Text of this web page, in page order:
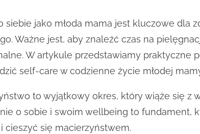
siebie jako młoda mama jest kluczowe dla
Ważne jest, aby znaleźć czas na
W artykule przedstawiamy praktyczne
self-care w codzienne życie młodej
to wyjątkowy okres, który wiąże się z
o sobie i swoim wellbeing to fundament,
cieszyć się macierzyństwem.